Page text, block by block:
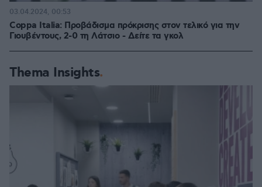
Coppa Italia: Προβάδισμα πρόκρισης στον τελικό για την
Γιουβέντους, 2-0 τη Λάτσιο - Δείτε τα γκολ
03.04.2024, 00:53
Thema Insights